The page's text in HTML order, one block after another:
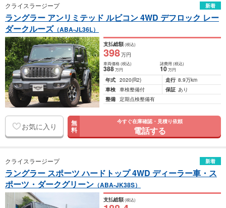
クライスラージープ 新着
ラングラー アンリミテッド ルビコン 4WD デフロック レー
ダークルーズ（ABA-JL36L）
支払総額(税込)
398万円
車両価格(税込)
388万円
諸費用 (税込)
10 万円
年式 2020(R2) 走行 8.9万km
車検 車検整備付 保証 あり
整備 定期点検整備有
お気に入り 無
料
今すぐ在庫確認・見積り依頼
電話する
クライスラージープ 新着
ラングラー スポーツ ハードトップ 4WD ディーラー車・ス
ポーツ・ダークグリーン （ABA-JK38S）
支払総額(税込)